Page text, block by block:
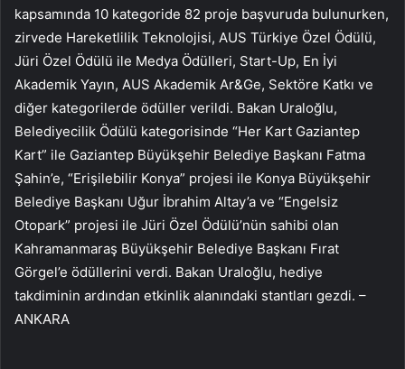
kapsamında 10 kategoride 82 proje başvuruda bulunurken,
zirvede Hareketlilik Teknolojisi, AUS Türkiye Özel Ödülü,
Jüri Özel Ödülü ile Medya Ödülleri, Start-Up, En İyi
Akademik Yayın, AUS Akademik Ar&Ge, Sektöre Katkı ve
diğer kategorilerde ödüller verildi. Bakan Uraloğlu,
Belediyecilik Ödülü kategorisinde “Her Kart Gaziantep
Kart” ile Gaziantep Büyükşehir Belediye Başkanı Fatma
Şahin’e, “Erişilebilir Konya” projesi ile Konya Büyükşehir
Belediye Başkanı Uğur İbrahim Altay’a ve “Engelsiz
Otopark” projesi ile Jüri Özel Ödülü’nün sahibi olan
Kahramanmaraş Büyükşehir Belediye Başkanı Fırat
Görgel’e ödüllerini verdi. Bakan Uraloğlu, hediye
takdiminin ardından etkinlik alanındaki stantları gezdi. –
ANKARA